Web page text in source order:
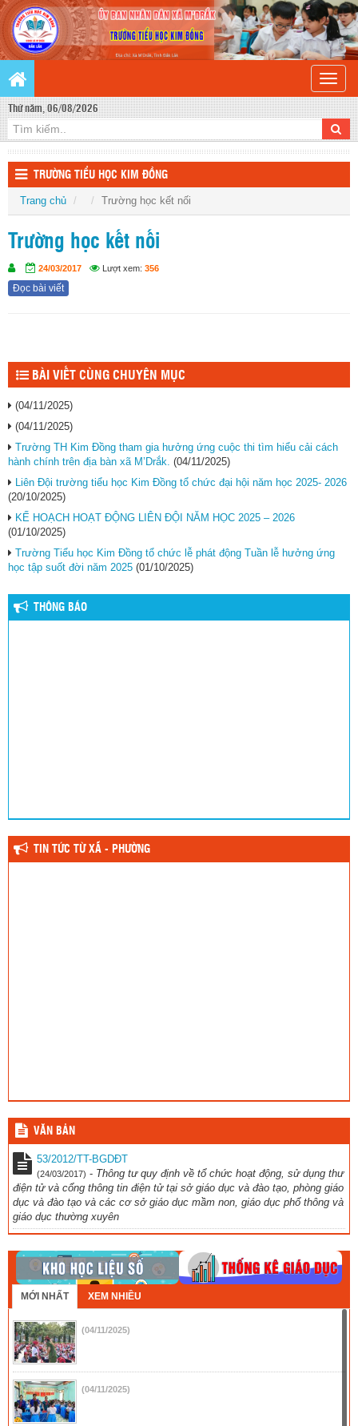
Toggle
Thứ năm, 06/08/2026
TRƯỜNG TIỂU HỌC KIM ĐỒNG
Trang chủ Trường học kết nối
Trường học kết nối
24/03/2017 Lượt xem: 356
Đọc bài viết
BÀI VIẾT CÙNG CHUYÊN MỤC
(04/11/2025)
(04/11/2025)
Trường TH Kim Đồng tham gia hưởng ứng cuộc thi tìm hiểu cải cách
hành chính trên địa bàn xã M’Drắk. (04/11/2025)
Liên Đội trường tiểu học Kim Đồng tổ chức đại hội năm học 2025- 2026
(20/10/2025)
KẾ HOẠCH HOẠT ĐỘNG LIÊN ĐỘI NĂM HỌC 2025 – 2026
(01/10/2025)
Trường Tiểu học Kim Đồng tổ chức lễ phát động Tuần lễ hưởng ứng
học tập suốt đời năm 2025 (01/10/2025)
THÔNG BÁO
TIN TỨC TỪ XÃ - PHƯỜNG
VĂN BẢN
53/2012/TT-BGDĐT
(24/03/2017) - Thông tư quy định về tổ chức hoạt động, sử dụng thư
điện tử và cổng thông tin điện tử tại sở giáo dục và đào tạo, phòng giáo
dục và đào tạo và các cơ sở giáo dục mầm non, giáo dục phổ thông và
giáo dục thường xuyên
MỚI NHẤT XEM NHIỀU
(04/11/2025)
(04/11/2025)